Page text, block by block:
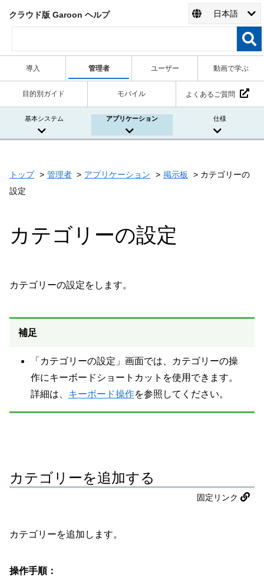
クラウド版 Garoon ヘルプ 日本語
導入 管理者 ユーザー 動画で学ぶ
目的別ガイド モバイル よくあるご質問
基本システム アプリケーション 仕様
トップ 管理者 アプリケーション 掲示板
カテゴリーの
設定
カテゴリーの設定
カテゴリーの設定をします。
補足
「カテゴリーの設定」画面では、カテゴリーの操
作にキーボードショートカットを使用できます。
詳細は、 キーボード操作を参照してください。
カテゴリーを追加する
固定リンク
カテゴリーを追加します。
操作手順：